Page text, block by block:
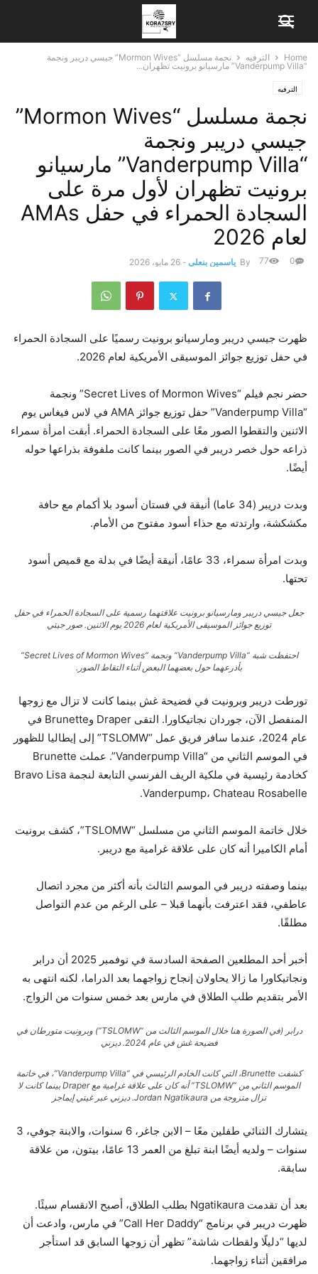
Home الترفيه
نجمة مسلسل “Mormon Wives” جيسي دريبر ونجمة
“Vanderpump Villa” مارسيانو برونيت تظهران...
الترفيه
نجمة مسلسل “Mormon Wives”
جيسي دريبر ونجمة
“Vanderpump Villa” مارسيانو
برونيت تظهران لأول مرة على
السجادة الحمراء في حفل AMAs
لعام 2026
By ياسمين بنعلي - 26 مايو، 2026 0
77
ظهرت جيسي دريبر ومارسيانو برونيت رسميًا على السجادة الحمراء
في حفل توزيع جوائز الموسيقى الأمريكية لعام 2026.
حضر نجم فيلم “Secret Lives of Mormon Wives” ونجمة
“Vanderpump Villa” حفل توزيع جوائز AMA في لاس فيغاس يوم
الاثنين والتقطوا الصور معًا على السجادة الحمراء. أبقت امرأة سمراء
ذراعه حول خصر دريبر في الصور بينما كانت ملفوفة بذراعها حوله
أيضًا.
وبدت دريبر (34 عاما) أنيقة في فستان أسود بلا أكمام مع حافة
مكشكشة، وارتدته مع حذاء أسود مفتوح من الأمام.
وبدت امرأة سمراء، 33 عامًا، أنيقة أيضًا في بدلة مع قميص أسود
تحتها.
جعل جيسي دريبر ومارسيانو برونيت علاقتهما رسمية على السجادة الحمراء في حفل
توزيع جوائز الموسيقى الأمريكية لعام 2026 يوم الاثنين.
صور جيتي
احتفظت شبة “Vanderpump Villa” ونجمة “Secret Lives of Mormon Wives”
بأذرعهما حول بعضهما البعض أثناء التقاط الصور.
تورطت دريبر وبرونيت في فضيحة غش بينما كانت لا تزال مع زوجها
المنفصل الآن، جوردان نجاتيكاورا. التقى Draper وBrunette في
عام 2024، عندما سافر فريق عمل “TSLOMW” إلى إيطاليا للظهور
في الموسم الثاني من “Vanderpump Villa”. عملت Brunette
كخادمة رئيسية في ملكية الريف الفرنسي التابعة لنجمة Bravo Lisa
Vanderpump، Chateau Rosabelle.
خلال خاتمة الموسم الثاني من مسلسل “TSLOMW”، كشف برونيت
أمام الكاميرا أنه كان على علاقة غرامية مع دريبر.
بينما وصفته دريبر في الموسم الثالث بأنه أكثر من مجرد اتصال
عاطفي، فقد اعترفت بأنهما قبلا – على الرغم من عدم التواصل
مطلقًا.
أخبر أحد المطلعين الصفحة السادسة في نوفمبر 2025 أن درابر
ونجاتيكاورا ما زالا يحاولان إنجاح زواجهما بعد الدراما، لكنه انتهى به
الأمر بتقديم طلب الطلاق في مارس بعد خمس سنوات من الزواج.
درابر (في الصورة هنا خلال الموسم الثالث من “TSLOMW”) وبرونيت متورطان في
فضيحة غش في عام 2024.
ديزني
كشفت Brunette، التي كانت الخادم الرئيسي في “Vanderpump Villa”، في خاتمة
الموسم الثاني من “TSLOMW” أنه كان على علاقة غرامية مع Draper بينما كانت لا
تزال متزوجة من Jordan Ngatikaura.
ديزني عبر غيتي إيماجز
يتشارك الثنائي طفلين معًا – الابن جاغر، 6 سنوات، والابنة جوفي، 3
سنوات – ولديه أيضًا ابنة تبلغ من العمر 13 عامًا، بيتون، من علاقة
سابقة.
بعد أن تقدمت Ngatikaura بطلب الطلاق، أصبح الانقسام سيئًا.
ظهرت دريبر في برنامج “Call Her Daddy” في مارس، وادعت أن
لديها “دليلًا ولقطات شاشة” تظهر أن زوجها السابق قد استأجر
مرافقين أثناء زواجهما.